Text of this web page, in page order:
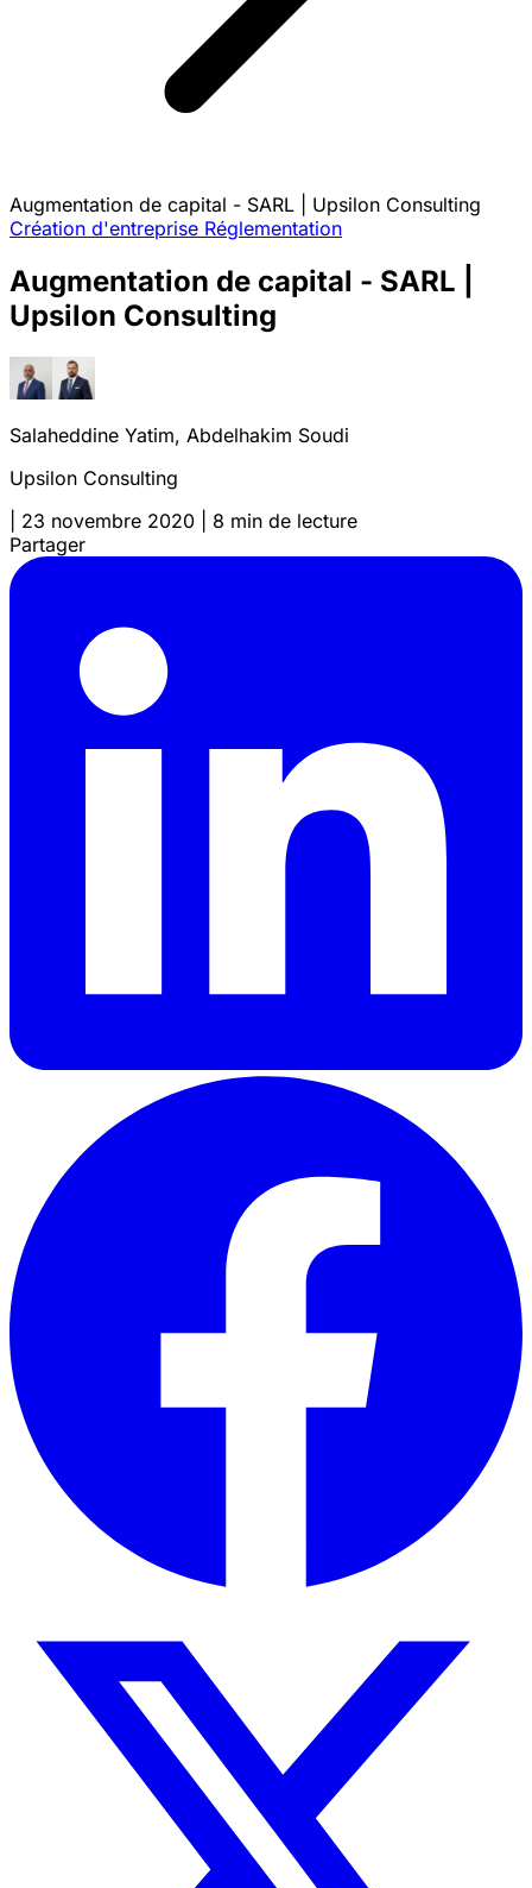
Augmentation de capital - SARL | Upsilon Consulting
Création d'entreprise Réglementation
Augmentation de capital - SARL |
Upsilon Consulting
Salaheddine Yatim, Abdelhakim Soudi
Upsilon Consulting
23 novembre 2020
8 min de lecture
Partager